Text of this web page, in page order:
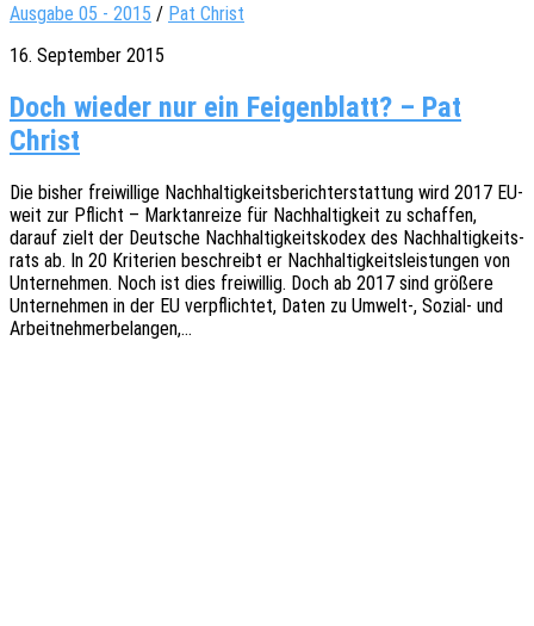
Ausgabe 05 - 2015 / Pat Christ
16. September 2015
Doch wieder nur ein Feigenblatt? – Pat
Christ
Die bisher frei­wil­li­ge Nach­hal­tig­keits­be­richt­erstat­tung wird 2017 EU-
weit zur Pflicht – Markt­an­rei­ze für Nach­hal­tig­keit zu schaf­fen,
darauf zielt der Deut­sche Nach­hal­tig­keits­ko­dex des Nach­hal­tig­keits­
rats ab. In 20 Krite­ri­en beschreibt er Nach­hal­tig­keits­leis­tun­gen von
Unter­neh­men. Noch ist dies frei­wil­lig. Doch ab 2017 sind größe­re
Unter­neh­men in der EU verpflich­tet, Daten zu Umwelt‑, Sozial- und
Arbeitnehmerbelangen,…